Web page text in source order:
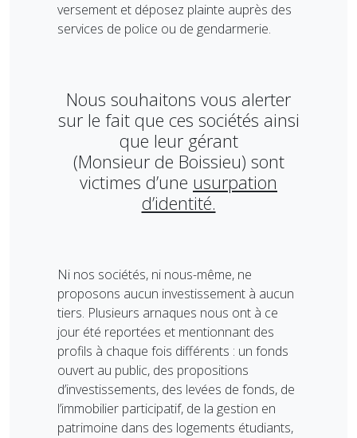
versement et déposez plainte auprès des
services de police ou de gendarmerie.
Nous souhaitons vous alerter
sur le fait que ces sociétés ainsi
que leur gérant
(Monsieur de Boissieu) sont
victimes d’une usurpation
d’identité.
Ni nos sociétés, ni nous-même, ne
proposons aucun investissement à aucun
tiers. Plusieurs arnaques nous ont à ce
jour été reportées et mentionnant des
profils à chaque fois différents : un fonds
ouvert au public, des propositions
d’investissements, des levées de fonds, de
l’immobilier participatif, de la gestion en
patrimoine dans des logements étudiants,